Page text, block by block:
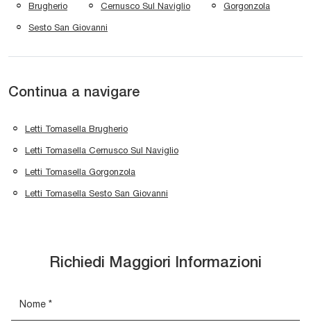
Brugherio Cernusco Sul Naviglio Gorgonzola
Sesto San Giovanni
Continua a navigare
Letti Tomasella Brugherio
Letti Tomasella Cernusco Sul Naviglio
Letti Tomasella Gorgonzola
Letti Tomasella Sesto San Giovanni
Richiedi Maggiori Informazioni